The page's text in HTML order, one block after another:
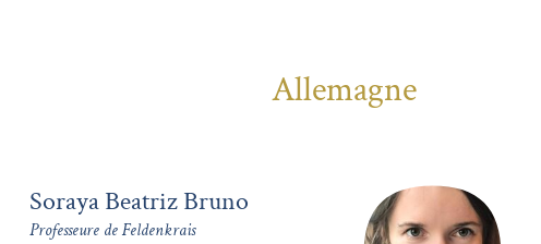
Allemagne
Soraya Beatriz Bruno
Professeure de Feldenkrais